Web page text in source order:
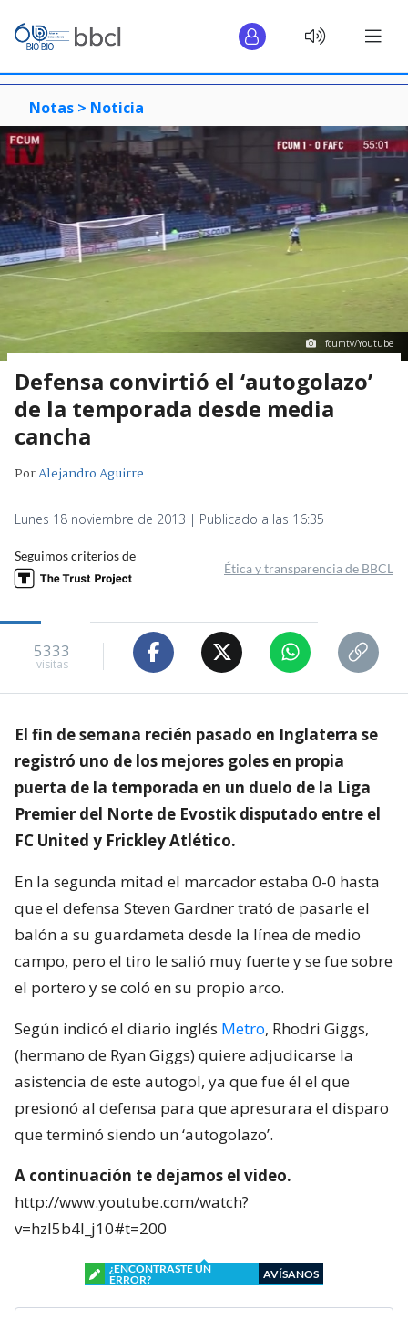
Notas > Noticia
fcumtv/Youtube
Defensa convirtió el ‘autogolazo’
de la temporada desde media
cancha
PorAlejandro Aguirre
Lunes 18 noviembre de 2013 | Publicado a las 16:35
Seguimos criterios de
Ética y transparencia de BBCL
5333
visitas
El fin de semana recién pasado en Inglaterra se
registró uno de los mejores goles en propia
puerta de la temporada en un duelo de la Liga
Premier del Norte de Evostik disputado entre el
FC United y Frickley Atlético.
En la segunda mitad el marcador estaba 0-0 hasta
que el defensa Steven Gardner trató de pasarle el
balón a su guardameta desde la línea de medio
campo, pero el tiro le salió muy fuerte y se fue sobre
el portero y se coló en su propio arco.
Según indicó el diario inglés Metro, Rhodri Giggs,
(hermano de Ryan Giggs) quiere adjudicarse la
asistencia de este autogol, ya que fue él el que
presionó al defensa para que apresurara el disparo
que terminó siendo un ‘autogolazo’.
A continuación te dejamos el video.
http://www.youtube.com/watch?
v=hzI5b4l_j10#t=200
¿ENCONTRASTE UN
ERROR?
AVÍSANOS